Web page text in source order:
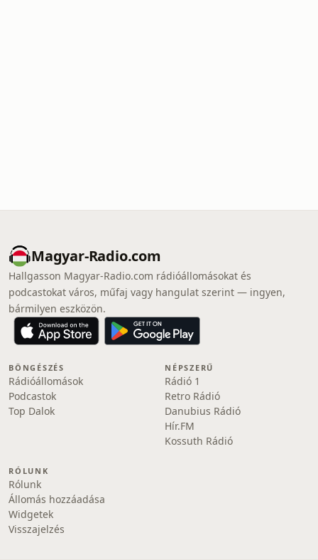
Magyar-Radio.com
Hallgasson Magyar-Radio.com rádióállomásokat és
podcastokat város, műfaj vagy hangulat szerint — ingyen,
bármilyen eszközön.
BÖNGÉSZÉS
Rádióállomások
Podcastok
Top Dalok
NÉPSZERŰ
Rádió 1
Retro Rádió
Danubius Rádió
Hír.FM
Kossuth Rádió
RÓLUNK
Rólunk
Állomás hozzáadása
Widgetek
Visszajelzés